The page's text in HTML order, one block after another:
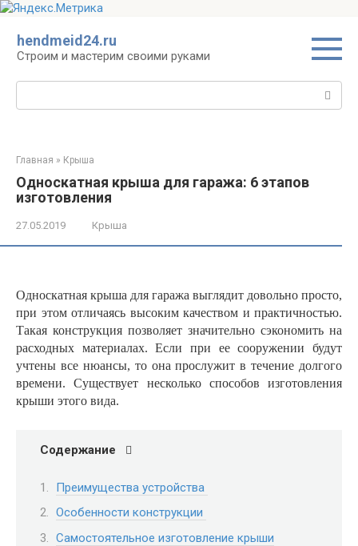
контенту
hendmeid24.ru
Строим и мастерим своими руками
Поиск:
Главная » Крыша
Односкатная крыша для гаража: 6 этапов
изготовления
27.05.2019 Крыша
Односкатная крыша для гаража выглядит довольно просто,
при этом отличаясь высоким качеством и практичностью.
Такая конструкция позволяет значительно сэкономить на
расходных материалах. Если при ее сооружении будут
учтены все нюансы, то она прослужит в течение долгого
времени. Существует несколько способов изготовления
крыши этого вида.
Содержание
Преимущества устройства
Особенности конструкции
Самостоятельное изготовление крыши